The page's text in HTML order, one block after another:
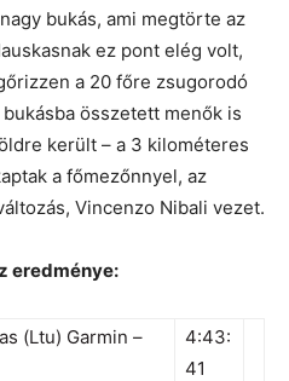
bukás, ami megtörte az
ez pont elég volt,
a 20 főre zsugorodó
összetett menők is
került – a 3 kilométeres
a főmezőnnyel, az
Vincenzo Nibali vezet.
eredménye:
(Ltu) Garmin –
4:43:
41